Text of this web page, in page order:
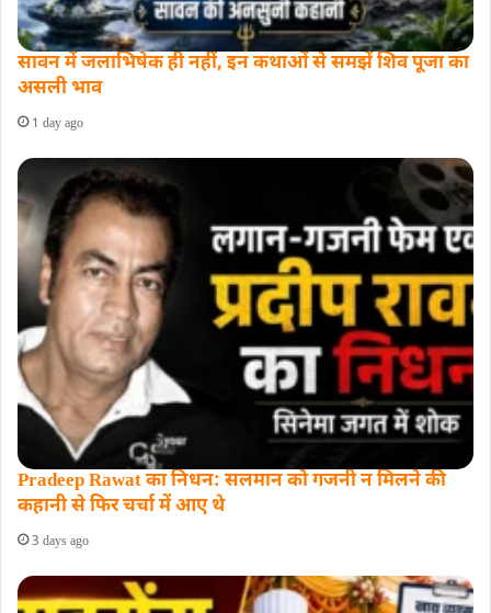
सावन में जलाभिषेक ही नहीं, इन कथाओं से समझें शिव पूजा का
असली भाव
1 day ago
Pradeep Rawat का निधन: सलमान को गजनी न मिलने की
कहानी से फिर चर्चा में आए थे
3 days ago